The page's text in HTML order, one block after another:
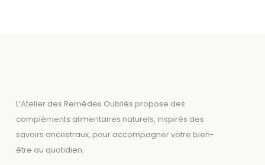
L’Atelier des Remèdes Oubliés propose des
compléments alimentaires naturels, inspirés des
savoirs ancestraux, pour accompagner votre bien-
être au quotidien.